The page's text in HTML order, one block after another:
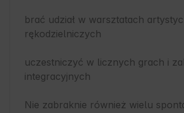
brać udział w warsztatach
rękodzielniczych
uczestniczyć w licznych grach i
integracyjnych
Nie zabraknie również wielu